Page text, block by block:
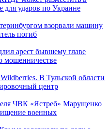
для ударов по Украине
взорвали машину
погиб
арест бывшему главе
мошенничестве
В Тульской области
центр
ЧВК «Ястреб» Марущенко
военных